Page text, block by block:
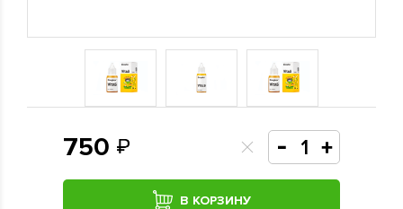
750
В КОРЗИНУ